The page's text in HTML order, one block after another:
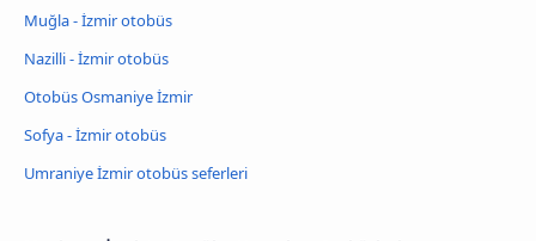
Muğla - İzmir otobüs
Nazilli - İzmir otobüs
Otobüs Osmaniye İzmir
Sofya - İzmir otobüs
Umraniye İzmir otobüs seferleri